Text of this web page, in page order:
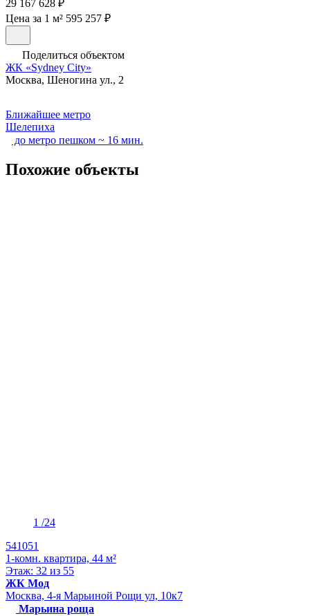
29 167 628 ₽
Цена за 1 м² 595 257 ₽
Поделиться объектом
ЖК «Sydney City»
Москва, Шеногина ул., 2
Ближайшее метро
Шелепиха
до метро пешком ~ 16 мин.
Похожие объекты
1 /24
541051
1-комн. квартира, 44 м²
Этаж: 32 из 55
ЖК Мод
Москва, 4-я Марьиной Рощи ул, 10к7
Марьина роща